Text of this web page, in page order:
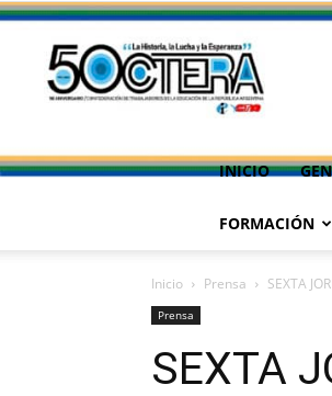
INICIO
FORMACIÓN
Inicio Prensa SEXTA
Prensa
SEXTA